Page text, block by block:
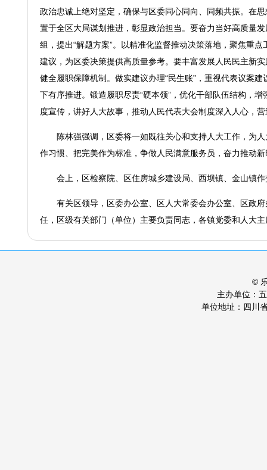
政治忠诚上绝对坚定，确保与区委同心同向、同频共振。在
置于全区大局谋划推进，彰显政治担当。要奋力当好高质量
组，提出“解题方案”。以精准化监督推动决策落地，聚焦重
建议，为区委决策提供高质量参考。要丰富发展人民民主新
健全履职保障机制。做实建议办理“民生账”，重视代表议案
下有序推进。锻造履职尽责“硬本领”，优化干部队伍结构，
度宣传，讲好人大故事，推动人民代表大会制度深入人心，
陈林强强调，区委将一如既往关心和支持人大工作，为
作习惯、把完美作为标准，争做人民满意服务员，奋力推动
会上，区检察院、区住房城乡建设局、西坝镇、金山镇
有关区领导，区委办公室、区人大常委会办公室、区政
任，区级有关部门（单位）主要负责同志，各镇党委和人大
©
主办单位：
单位地址：四川